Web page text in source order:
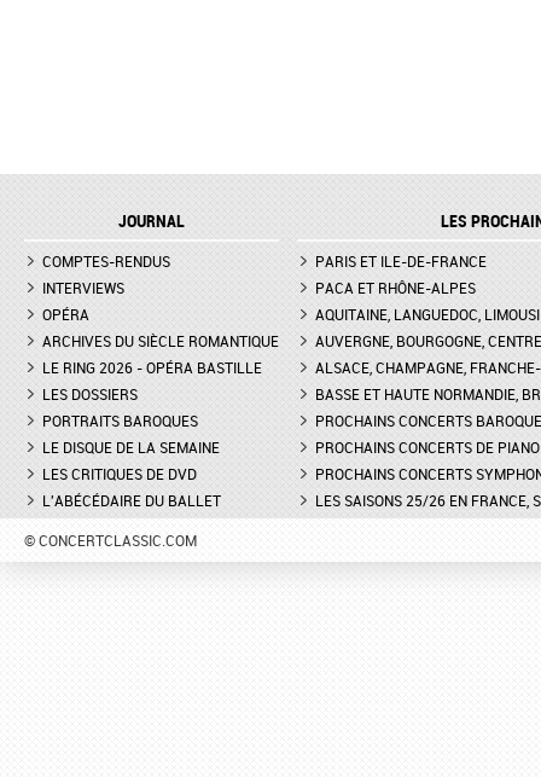
JOURNAL
COMPTES-RENDUS
INTERVIEWS
OPÉRA
ARCHIVES DU SIÈCLE ROMANTIQUE
LE RING 2026 - OPÉRA BASTILLE
LES DOSSIERS
PORTRAITS BAROQUES
LE DISQUE DE LA SEMAINE
LES CRITIQUES DE DVD
L'ABÉCÉDAIRE DU BALLET
LES
PARIS ET ILE-DE-FRANCE
PACA ET RHÔNE-ALPES
AQUITAINE, LANGUEDOC,
AUVERGNE, BOURGOGNE, CENTRE
ALSACE, CHAMPAGNE,
BASSE ET HAUTE NORMANDIE,
PROCHAINS CONCERTS
PROCHAINS CONCERTS DE PIANO
PROCHAINS CONCERTS
LES SAISONS 25/26 EN FRANCE,
© CONCERTCLASSIC.COM